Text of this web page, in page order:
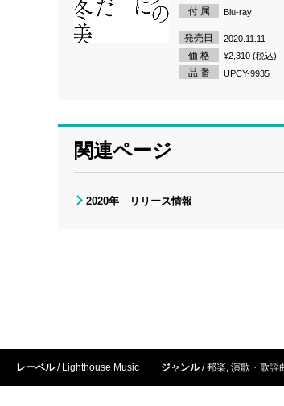
付 属
Blu-ray
発売日 2020.11.11
価 格 ¥2,310 (税込)
品 番 UPCY-9935
関連ページ
2020年 リリース情報
レーベル Lighthouse Music ジャンル 邦楽, 演歌・歌謡